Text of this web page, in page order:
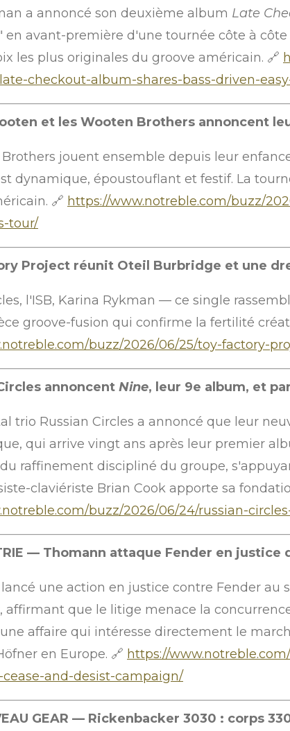
a annoncé son deuxième album Late
en avant-première d'une tournée côte à
les plus originales du groove américain. 🔗
checkout-album-shares-bass-driven-
et les Wooten Brothers annoncent
Brothers jouent ensemble depuis leur
dynamique, époustouflant et festif. La
🔗 https://www.notreble.com/buzz/
tour/
Project réunit Oteil Burbridge et une
l'ISB, Karina Rykman — ce single
groove-fusion qui confirme la fertilité
buzz/2026/06/25/toy-factory-
annoncent Nine, leur 9e album, et
trio Russian Circles a annoncé que leur
qui arrive vingt ans après leur premier
raffinement discipliné du groupe,
claviériste Brian Cook apporte sa
buzz/2026/06/24/russian-
— Thomann attaque Fender en
une action en justice contre Fender au
affirmant que le litige menace la
affaire qui intéresse directement le
en Europe. 🔗 https://
and-desist-campaign/
GEAR — Rickenbacker 3030 : corps